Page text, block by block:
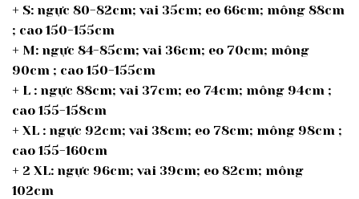
+ S: ngực 80-82cm; vai 35cm; eo 66cm; mông 88cm
; cao 150-155cm
+ M: ngực 84-85cm; vai 36cm; eo 70cm; mông
90cm ; cao 150-155cm
+ L : ngực 88cm; vai 37cm; eo 74cm; mông 94cm ;
cao 155-158cm
+ XL : ngực 92cm; vai 38cm; eo 78cm; mông 98cm ;
cao 155-160cm
+ 2 XL: ngực 96cm; vai 39cm; eo 82cm; mông
102cm